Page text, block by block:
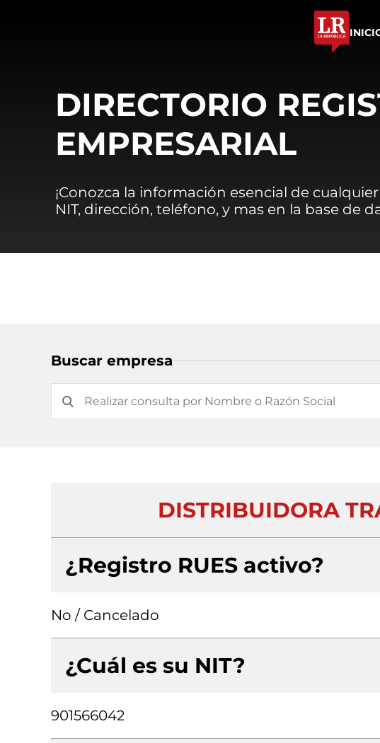
DIRECTORIO
EMPRESARIAL
¡Conozca la información esencial de
NIT, dirección, teléfono, y mas en la base de
Buscar empresa
DISTRIBUIDORA
¿Registro RUES activo?
No / Cancelado
¿Cuál es su NIT?
901566042